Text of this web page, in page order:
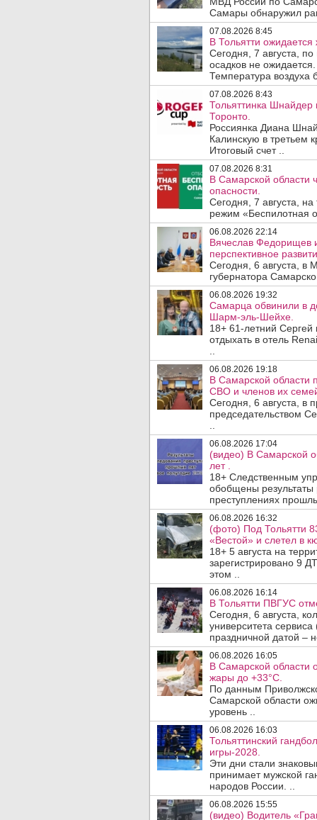
Самары обнаружил
07.08.2026 8:45
В Тольятти
Сегодня, 7 августа,
осадков не
Температура воздуха
07.08.2026 8:43
Тольяттинка Шнайдер
Торонто.
Россиянка Диана
Калинскую в третьем
Итоговый счет ..
07.08.2026 8:31
В Самарской области
опасности.
Сегодня, 7 августа,
режим «Беспилотная
06.08.2026 22:14
Вячеслав Федорищев
перспективное
Сегодня, 6 августа, в
губернатора
06.08.2026 19:32
Самарца обвинили в
Шарм-эль-Шейхе.
18+ 61-летний
отдыхать в отель
06.08.2026 19:18
В Самарской области
СВО и членов их
Сегодня, 6 августа, в
председательством
06.08.2026 17:04
(видео) В Самарской
лет .
18+ Следственным
обобщены результаты
преступлениях
06.08.2026 16:32
(фото) Под Тольятти
«Вестой» и слетел в
18+ 5 августа на
зарегистрировано 9
этом ..
06.08.2026 16:14
В Тольятти ПВГУС
Сегодня, 6 августа,
университета
праздничной датой –
06.08.2026 16:05
В Самарской области
жары до +33°C.
По данным
Самарской области
уровень ..
06.08.2026 16:03
Тольяттинский
игры-2028.
Эти дни стали
принимает мужской
народов России. ..
06.08.2026 15:55
(видео) Водитель